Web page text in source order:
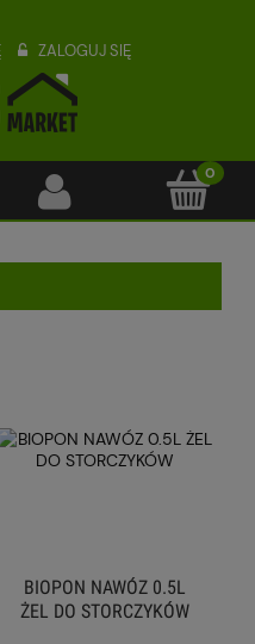
ZALOGUJ SIĘ
BIOPON NAWÓZ 0.5L
ŻEL DO STORCZYKÓW